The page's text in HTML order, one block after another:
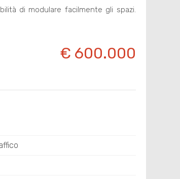
di modulare facilmente gli spazi.
€ 600.000